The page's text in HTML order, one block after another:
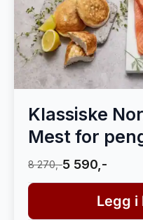
Klassiske
Mest for
8 270,-5 590,-
Legg i